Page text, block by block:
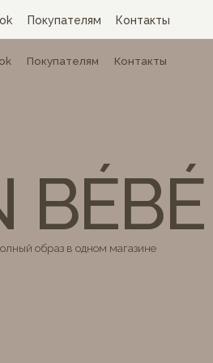
Контакты
Покупателям
одном магазине